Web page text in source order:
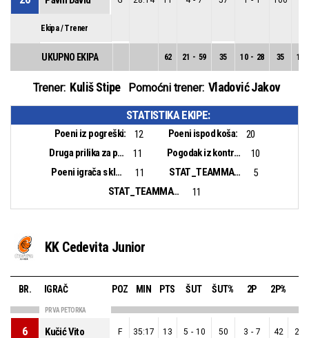
Ekipa / Trener
UKUPNO EKIPA 62 21 - 59 35 10 - 28 35 11
Trener: Kuliš Stipe Pomoćni trener: Vladović Jakov
STATISTIKA EKIPE:
Poeni iz pogreški: 12 Poeni ispod koša:
20
Druga prilika za poen:
11 Pogodak iz kontranapada:
10
Poeni igrača s klupe:
11 STAT_TEAMMATCH_BASKETBALL_sBiggestLead_NAME:
5
STAT_TEAMMATCH_BASKETBALL_sBiggestScoringRun_NAME:
11
KK Cedevita Junior
BR. IGRAČ POZ MIN PTS ŠUT ŠUT% 2P 2P%
PRVA PETORKA
6 Kučić Vito F 35:17 13 5 - 10 50 3 - 7 42 2